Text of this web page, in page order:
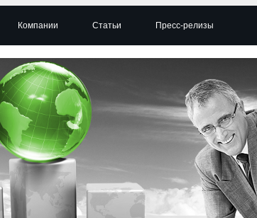
Компании Статьи Пресс-релизы